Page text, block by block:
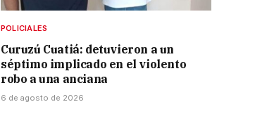
POLICIALES
Curuzú Cuatiá: detuvieron a un
séptimo implicado en el violento
robo a una anciana
6 de agosto de 2026